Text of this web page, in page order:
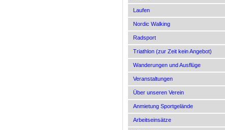
Laufen
Nordic Walking
Radsport
Triathlon (zur Zeit kein Angebot)
Wanderungen und Ausflüge
Veranstaltungen
Über unseren Verein
Anmietung Sportgelände
Arbeitseinsätze